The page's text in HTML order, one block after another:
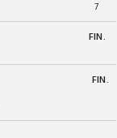
7
FIN.
FIN.